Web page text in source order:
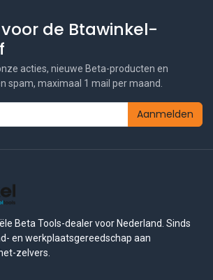
de Btawinkel-
acties, nieuwe Beta-producten en
spam, maximaal 1 mail per maand.
Aanmelden
Beta Tools-dealer voor Nederland. Sinds
en werkplaatsgereedschap aan
zelvers.